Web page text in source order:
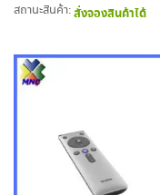
สถานะสินค้า:สั่งจองสินค้าได้